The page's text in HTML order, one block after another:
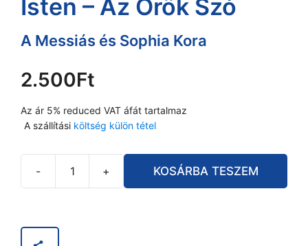
Isten – Az Örök Szó
A Messiás és Sophia Kora
2.500Ft
Az ár 5% reduced VAT áfát tartalmaz
A szállítási költség külön tétel
-
Trilógia:
+ KOSÁRBA TESZEM